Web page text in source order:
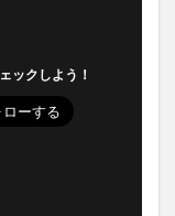
ックしよう！